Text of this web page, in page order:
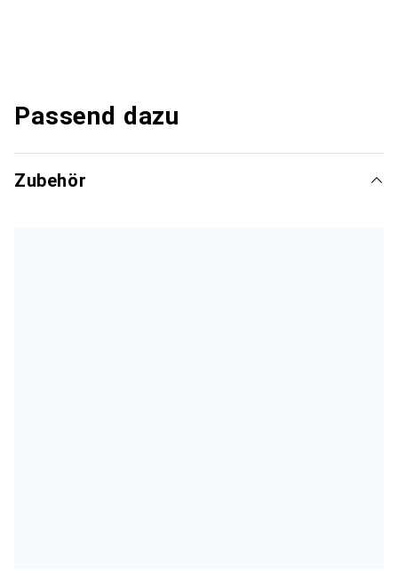
Passend dazu
Zubehör